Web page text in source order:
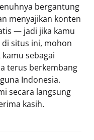
bergantung
menyajikan konten
— jadi jika kamu
situs ini, mohon
sebagai
terus berkembang
Indonesia.
secara langsung
kasih.